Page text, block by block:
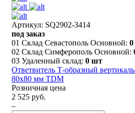
Артикул: SQ2902-3414
под заказ
01 Склад Севастополь Основной:
02 Склад Симферополь Основной:
03 Удаленный склад: 0 шт
Ответвитель Т-образный
80х80 мм TDM
Розничная цена
2 525 руб.
–